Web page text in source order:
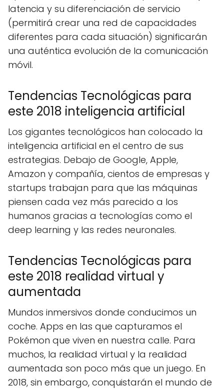
latencia y su diferenciación de servicio
(permitirá crear una red de capacidades
diferentes para cada situación) significarán
una auténtica evolución de la comunicación
móvil.
Tendencias Tecnológicas para
este 2018 inteligencia artificial
Los gigantes tecnológicos han colocado la
inteligencia artificial en el centro de sus
estrategias. Debajo de Google, Apple,
Amazon y compañía, cientos de empresas y
startups trabajan para que las máquinas
piensen cada vez más parecido a los
humanos gracias a tecnologías como el
deep learning y las redes neuronales.
Tendencias Tecnológicas para
este 2018 realidad virtual y
aumentada
Mundos inmersivos donde conducimos un
coche. Apps en las que capturamos el
Pokémon que viven en nuestra calle. Para
muchos, la realidad virtual y la realidad
aumentada son poco más que un juego. En
2018, sin embargo, conquistarán el mundo de